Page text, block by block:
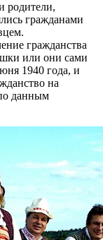
родители,
гражданами
гражданства
или они сами
1940 года, и
на
данным